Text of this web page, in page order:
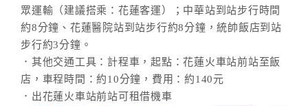
眾運輸（建議搭乘：花蓮客運）；中華站到站步行時間
約8分鐘、花蓮醫院站到站步行約8分鐘，統帥飯店到站
步行約3分鐘。
．其他交通工具：計程車，起點：花蓮火車站前站至飯
店，車程時間：約10分鐘，費用：約140元
．出花蓮火車站前站可租借機車